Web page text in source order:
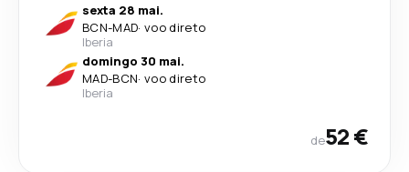
sexta 28 mai.
BCN-MAD· voo direto
Iberia
domingo 30 mai.
MAD-BCN· voo direto
Iberia
de52 €